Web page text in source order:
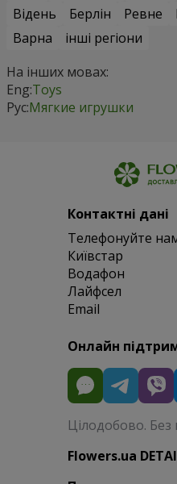
Відень
Берлін Ревне
Варна
інші регіони
На інших мовах:
Eng:Toys
Рус:Мягкие игрушки
Контактні дані
Телефонуйте
Київстар
Водафон
Лайфсел
Email
Онлайн
Цілодобово. Без
Flowers.ua